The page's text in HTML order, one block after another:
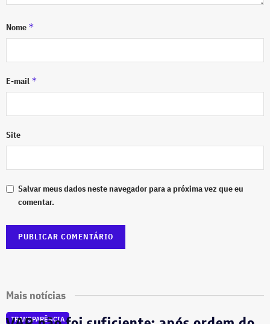
Nome *
E-mail *
Site
Salvar meus dados neste navegador para a próxima vez que eu
comentar.
Mais notícias
TRANSPARÊNCIA